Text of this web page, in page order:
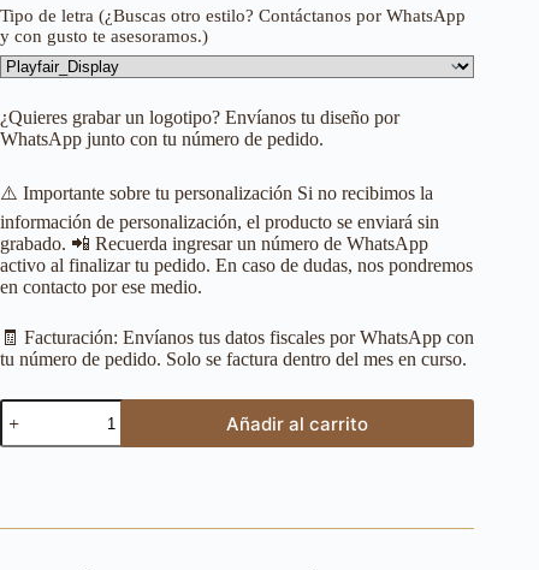
Tipo de letra (¿Buscas otro estilo? Contáctanos por WhatsApp
y con gusto te asesoramos.)
¿Quieres grabar un logotipo? Envíanos tu diseño por
WhatsApp junto con tu número de pedido.
⚠️ Importante sobre tu personalización Si no recibimos la
información de personalización, el producto se enviará sin
grabado. 📲 Recuerda ingresar un número de WhatsApp
activo al finalizar tu pedido. En caso de dudas, nos pondremos
en contacto por ese medio.
🧾 Facturación: Envíanos tus datos fiscales por WhatsApp con
tu número de pedido. Solo se factura dentro del mes en curso.
Añadir al carrito